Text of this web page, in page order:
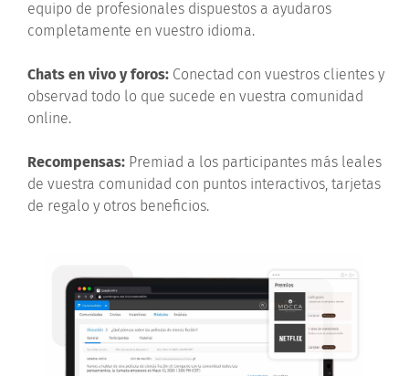
equipo de profesionales dispuestos a ayudaros
completamente en vuestro idioma.
Chats en vivo y foros: Conectad con vuestros clientes y
observad todo lo que sucede en vuestra comunidad
online.
Recompensas: Premiad a los participantes más leales
de vuestra comunidad con puntos interactivos, tarjetas
de regalo y otros beneficios.